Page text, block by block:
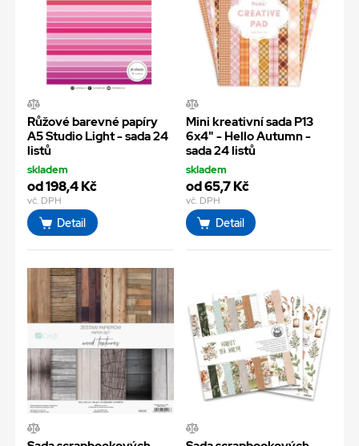
Růžové barevné papíry
A5 Studio Light - sada 24
listů
skladem
od 198,4 Kč
vč. DPH
Detail
Mini kreativní sada P13
6x4" - Hello Autumn -
sada 24 listů
skladem
od 65,7 Kč
vč. DPH
Detail